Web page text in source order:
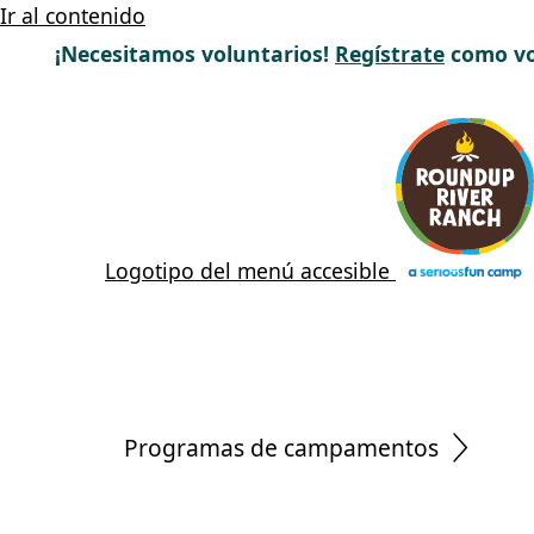
Ir al contenido
¡Necesitamos voluntarios! Regístrate como
Logotipo del menú accesible
Programas de campamentos